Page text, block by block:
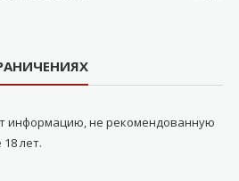
информацию, не рекомендованную
лет.